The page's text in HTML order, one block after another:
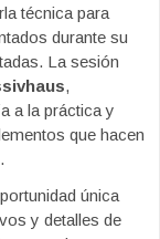
técnica para
durante su
La sesión
,
a la práctica y
que hacen
única
y detalles de